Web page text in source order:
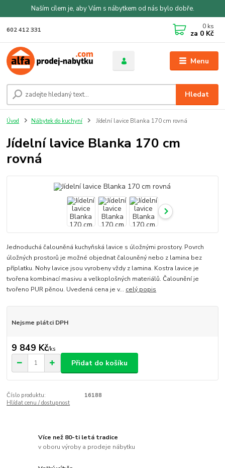
Naším cílem je, aby Vám s nábytkem od nás bylo dobře.
Menu
Hledat
602 412 331 0 ks
za 0 Kč
Úvod Nábytek do kuchyní Jídelní lavice Blanka 170 cm rovná
Jídelní lavice Blanka 170 cm
rovná
Jednoduchá čalouněná kuchyňská lavice s úložnými prostory. Povrch
úložných prostorů je možné objednat čalouněný nebo z lamina bez
příplatku. Nohy lavice jsou vyrobeny vždy z lamina. Kostra lavice je
tvořena kombinací masivu a velkoplošných materiálů. Čalounění je
tvořeno PUR pěnou. Uvedená cena je v... celý popis
Nejsme plátci DPH
9 849 Kč/ks
Přidat do košíku
Číslo produktu:
16188
Hlídat cenu / dostupnost
Více než 80-ti letá tradice
v oboru výroby a prodeje nábytku